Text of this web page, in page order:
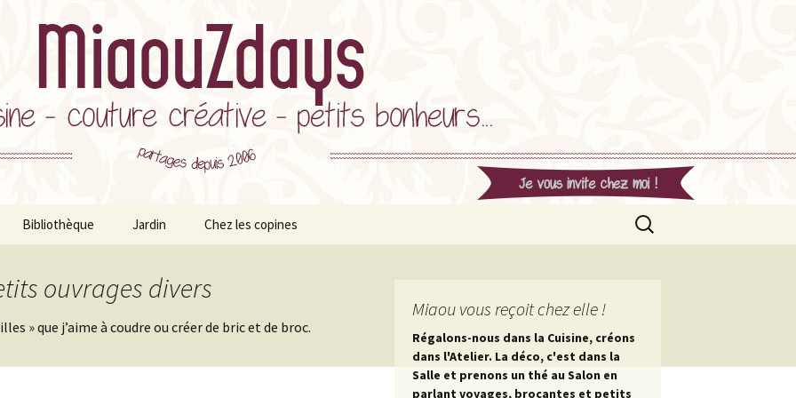
Bibliothèque
Développement
Jardin Chez les copines
Rechercher :
ouvrages divers
» que j’aime à coudre ou créer de bric et de broc.
Miaou vous reçoit chez elle !
Régalons-nous dans la Cuisine, créons
dans l'Atelier. La déco, c'est dans la
Salle et prenons un thé au Salon en
parlant voyages, brocantes et petits